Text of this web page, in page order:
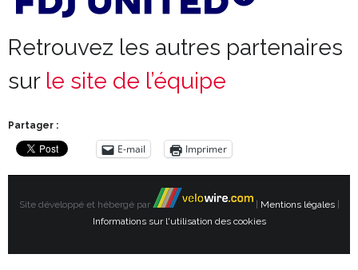
Retrouvez les autres partenaires
sur le site de l’équipe
Partager :
E-mail Imprimer
Site développé et hébergé par | Mentions légales|
Informations sur l'utilisation des cookies